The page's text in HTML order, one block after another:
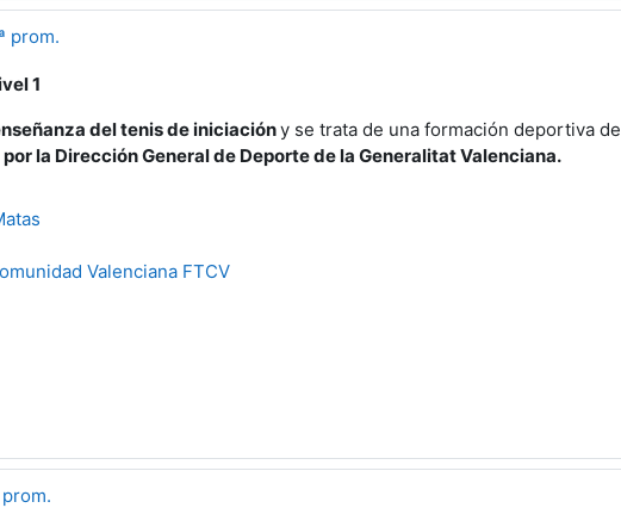
prom.
1
del tenis de iniciacióny se trata de una formación deportiva de
la Dirección General de Deporte de la Generalitat Valenciana.
Valenciana FTCV